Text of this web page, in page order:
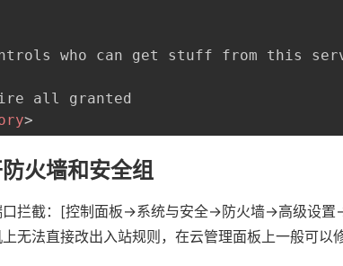
who can get stuff from this
>
火墙和安全组
拦截： [控制面板->系统与安全->防火墙->高级设置
无法直接改出入站规则，在云管理面板上一般可以